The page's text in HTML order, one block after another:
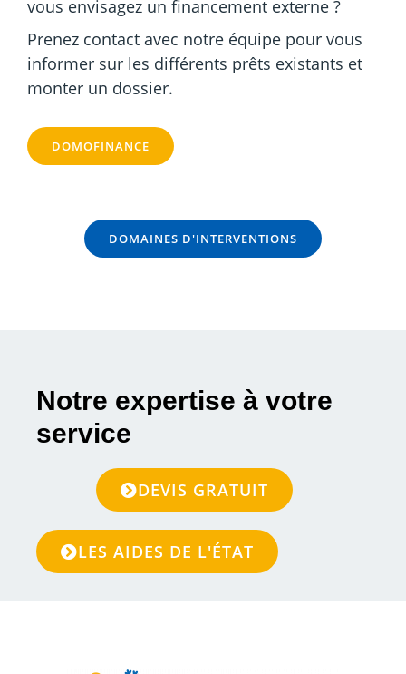
vous envisagez un financement externe ?
Prenez contact avec notre équipe pour vous
informer sur les différents prêts existants et
monter un dossier.
DOMOFINANCE
DOMAINES D'INTERVENTIONS
Notre expertise à votre
service
DEVIS GRATUIT
LES AIDES DE L'ÉTAT